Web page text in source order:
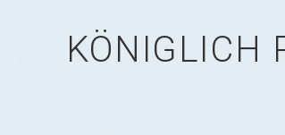
KÖNIGLICH